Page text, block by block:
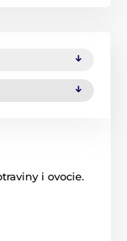
i ovocie.